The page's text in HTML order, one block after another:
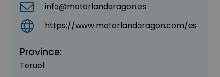
info@motorlandaragon.es
https://www.motorlandaragon.com/es
Province:
Teruel